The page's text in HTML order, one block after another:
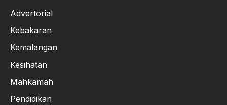
Advertorial
Kebakaran
Kemalangan
Kesihatan
Mahkamah
Pendidikan